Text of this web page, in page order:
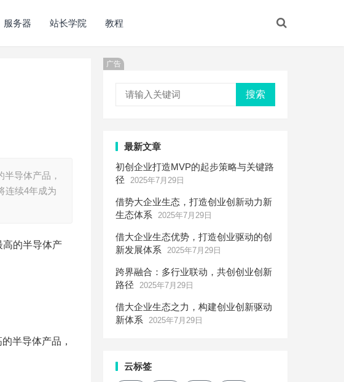
服务器 站长学院 教程
导体产品，
连续4年成为
高的半导体产
半导体产品，
广告
搜索
最新文章
初创企业打造MVP的起步策略与关键路
径
2025年7月29日
借势大企业生态，打造创业创新动力新
生态体系
2025年7月29日
借大企业生态优势，打造创业驱动的创
新发展体系
2025年7月29日
跨界融合：多行业联动，共创创业创新
路径
2025年7月29日
借大企业生态之力，构建创业创新驱动
新体系
2025年7月29日
云标签